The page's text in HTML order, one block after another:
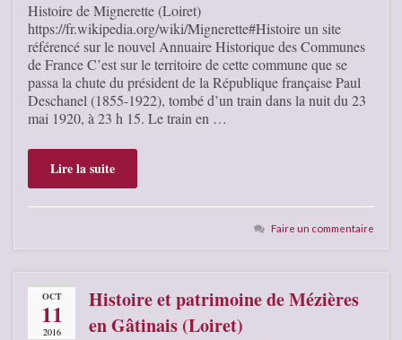
Histoire de Mignerette (Loiret)
https://fr.wikipedia.org/wiki/Mignerette#Histoire un site
référencé sur le nouvel Annuaire Historique des Communes
de France C’est sur le territoire de cette commune que se
passa la chute du président de la République française Paul
Deschanel (1855-1922), tombé d’un train dans la nuit du 23
mai 1920, à 23 h 15. Le train en …
Lire la suite
Faire un commentaire
OCT
11
2016
Histoire et patrimoine de Mézières
en Gâtinais (Loiret)